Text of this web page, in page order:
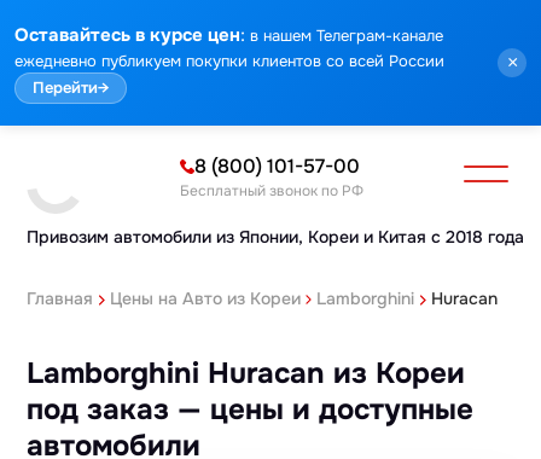
Оставайтесь в курсе цен: в нашем Телеграм-канале
ежедневно публикуем покупки клиентов со всей России
Перейти→
×
Привозим автомобили из Японии, Кореи и Китая с 2018 года
8 (800) 101-57-00
Бесплатный звонок по РФ
Главная Цены на Авто из Кореи Lamborghini Huracan
Lamborghini Huracan из Кореи
под заказ — цены и доступные
автомобили